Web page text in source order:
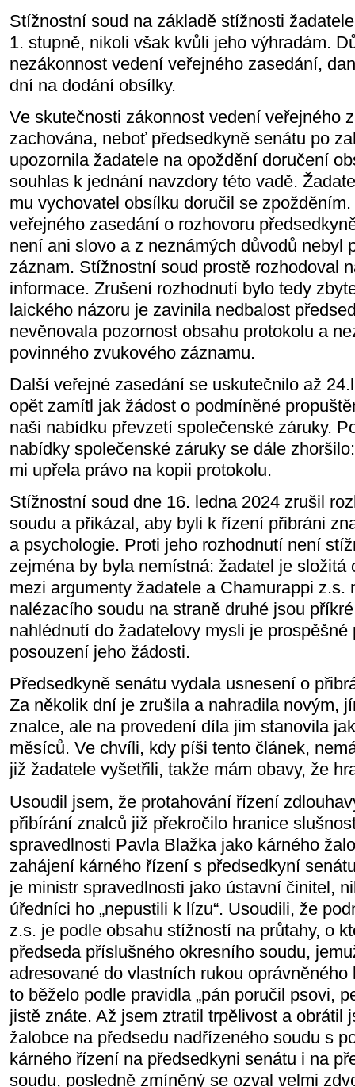
Stížnostní soud na základě stížnosti
1. stupně, nikoli však kvůli jeho výhradám.
nezákonnost vedení veřejného zasedání,
dní na dodání obsílky.
Ve skutečnosti zákonnost vedení veřejného
zachována, neboť předsedkyně senátu po
upozornila žadatele na opoždění doručení
souhlas k jednání navzdory této vadě.
mu vychovatel obsílku doručil se
veřejného zasedání o rozhovoru
není ani slovo a z neznámých důvodů nebyl
záznam. Stížnostní soud prostě rozhodoval
informace. Zrušení rozhodnutí bylo tedy
laického názoru je zavinila nedbalost
nevěnovala pozornost obsahu protokolu a
povinného zvukového záznamu.
Další veřejné zasedání se uskutečnilo až
opět zamítl jak žádost o podmíněné
naši nabídku převzetí společenské záruky.
nabídky společenské záruky se dále
mi upřela právo na kopii protokolu.
Stížnostní soud dne 16. ledna 2024 zrušil
soudu a přikázal, aby byli k řízení přibráni
a psychologie. Proti jeho rozhodnutí není
zejména by byla nemístná: žadatel je složitá
mezi argumenty žadatele a Chamurappi z.s.
nalézacího soudu na straně druhé jsou
nahlédnutí do žadatelovy mysli je prospěšné
posouzení jeho žádosti.
Předsedkyně senátu vydala usnesení o
Za několik dní je zrušila a nahradila novým,
znalce, ale na provedení díla jim stanovila
měsíců. Ve chvíli, kdy píši tento článek,
již žadatele vyšetřili, takže mám obavy, že
Usoudil jsem, že protahování řízení
přibírání znalců již překročilo hranice
spravedlnosti Pavla Blažka jako kárného
zahájení kárného řízení s předsedkyní
je ministr spravedlnosti jako ústavní činitel,
úředníci ho „nepustili k lízu“. Usoudili, že
z.s. je podle obsahu stížností na průtahy, o
předseda příslušného okresního soudu,
adresované do vlastních rukou
to běželo podle pravidla „pán poručil psovi,
jistě znáte. Až jsem ztratil trpělivost a obrátil
žalobce na předsedu nadřízeného soudu s
kárného řízení na předsedkyni senátu i na
soudu, posledně zmíněný se ozval velmi